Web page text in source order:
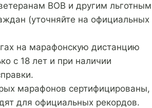
ВОВ и другим льготным
(уточняйте на официальных
на марафонскую дистанцию
с 18 лет и при наличии
марафонов сертифицированы,
для официальных рекордов.